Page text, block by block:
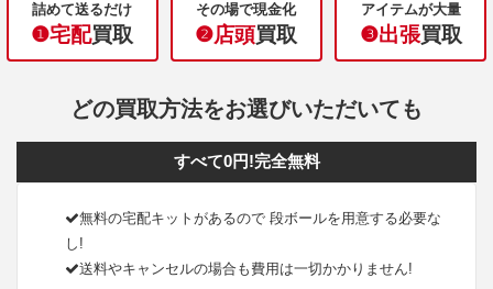
詰めて送るだけ
❶宅配買取
その場で現金化
❷店頭買取
アイテムが大量
❸出張買取
どの買取方法をお選びいただいても
すべて0円!完全無料
無料の宅配キットがあるので 段ボールを用意する必要な
し!
送料やキャンセルの場合も費用は一切かかりません!